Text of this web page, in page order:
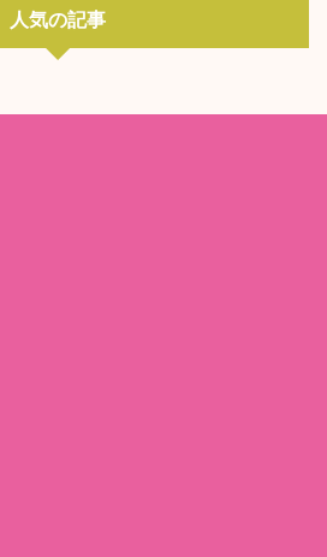
人気の記事